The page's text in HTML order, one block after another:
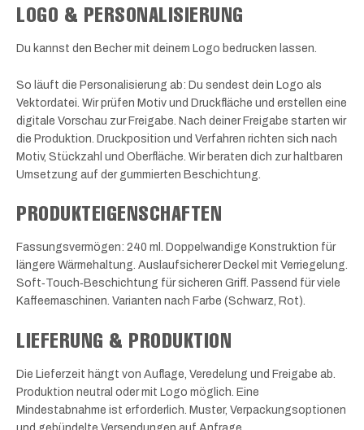
LOGO & PERSONALISIERUNG
Du kannst den Becher mit deinem Logo bedrucken lassen.
So läuft die Personalisierung ab: Du sendest dein Logo als
Vektordatei. Wir prüfen Motiv und Druckfläche und erstellen eine
digitale Vorschau zur Freigabe. Nach deiner Freigabe starten wir
die Produktion. Druckposition und Verfahren richten sich nach
Motiv, Stückzahl und Oberfläche. Wir beraten dich zur haltbaren
Umsetzung auf der gummierten Beschichtung.
PRODUKTEIGENSCHAFTEN
Fassungsvermögen: 240 ml. Doppelwandige Konstruktion für
längere Wärmehaltung. Auslaufsicherer Deckel mit Verriegelung.
Soft‑Touch‑Beschichtung für sicheren Griff. Passend für viele
Kaffeemaschinen. Varianten nach Farbe (Schwarz, Rot).
LIEFERUNG & PRODUKTION
Die Lieferzeit hängt von Auflage, Veredelung und Freigabe ab.
Produktion neutral oder mit Logo möglich. Eine
Mindestabnahme ist erforderlich. Muster, Verpackungsoptionen